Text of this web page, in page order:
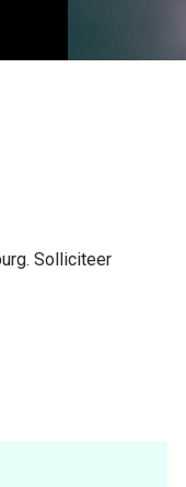
Solliciteer